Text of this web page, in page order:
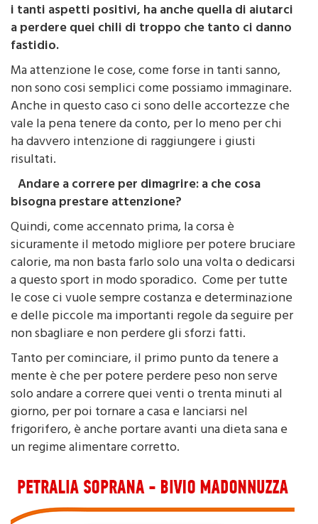
i tanti aspetti positivi, ha anche quella di aiutarci
a perdere quei chili di troppo che tanto ci danno
fastidio.
Ma attenzione le cose, come forse in tanti sanno,
non sono cosi semplici come possiamo immaginare.
Anche in questo caso ci sono delle accortezze che
vale la pena tenere da conto, per lo meno per chi
ha davvero intenzione di raggiungere i giusti
risultati.
Andare a correre per dimagrire: a che cosa
bisogna prestare attenzione?
Quindi, come accennato prima, la corsa è
sicuramente il metodo migliore per potere bruciare
calorie, ma non basta farlo solo una volta o dedicarsi
a questo sport in modo sporadico. Come per tutte
le cose ci vuole sempre costanza e determinazione
e delle piccole ma importanti regole da seguire per
non sbagliare e non perdere gli sforzi fatti.
Tanto per cominciare, il primo punto da tenere a
mente è che per potere perdere peso non serve
solo andare a correre quei venti o trenta minuti al
giorno, per poi tornare a casa e lanciarsi nel
frigorifero, è anche portare avanti una dieta sana e
un regime alimentare corretto.